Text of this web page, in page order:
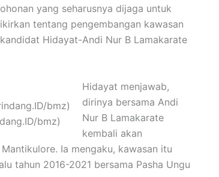
yang seharusnya dijaga untuk
tentang pengembangan kawasan
Hidayat-Andi Nur B Lamakarate
bmz)
Hidayat menjawab,
dirinya bersama Andi
Nur B Lamakarate
kembali akan
Ia mengaku, kawasan itu
tahun 2016-2021 bersama Pasha Ungu